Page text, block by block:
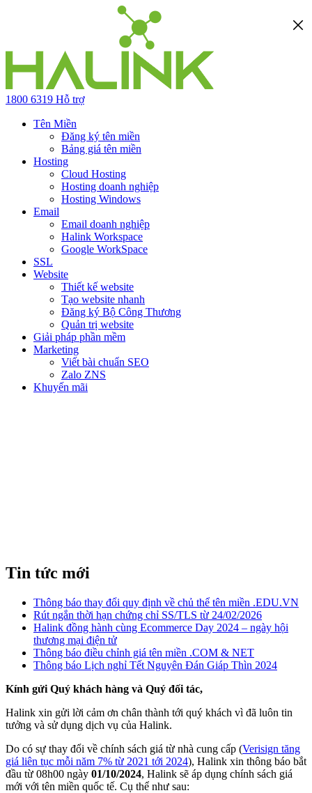
1800 6319 Hỗ trợ
Tên Miền
Đăng ký tên miền
Bảng giá tên miền
Hosting
Cloud Hosting
Hosting doanh nghiệp
Hosting Windows
Email
Email doanh nghiệp
Halink Workspace
Google WorkSpace
SSL
Website
Thiết kế website
Tạo website nhanh
Đăng ký Bộ Công Thương
Quản trị website
Giải pháp phần mềm
Marketing
Viết bài chuẩn SEO
Zalo ZNS
Khuyến mãi
Tin tức mới
Thông báo thay đổi quy định về chủ thể tên miền .EDU.VN
Rút ngắn thời hạn chứng chỉ SS/TLS từ 24/02/2026
Halink đồng hành cùng Ecommerce Day 2024 – ngày hội
thương mại điện tử
Thông báo điều chỉnh giá tên miền .COM & NET
Thông báo Lịch nghỉ Tết Nguyên Đán Giáp Thìn 2024
Kính gửi Quý khách hàng và Quý đối tác,
Halink xin gửi lời cảm ơn chân thành tới quý khách vì đã luôn tin
tưởng và sử dụng dịch vụ của Halink.
Do có sự thay đổi về chính sách giá từ nhà cung cấp (Verisign tăng
giá liên tục mỗi năm 7% từ 2021 tới 2024), Halink xin thông báo bắt
đầu từ 08h00 ngày 01/10/2024, Halink sẽ áp dụng chính sách giá
mới với tên miền quốc tế. Cụ thể như sau: